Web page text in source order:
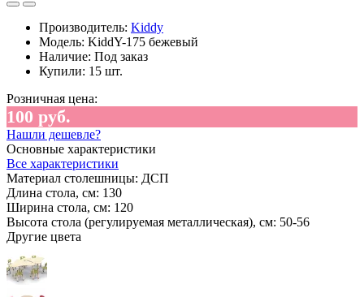
Производитель: Kiddy
Модель: KiddY-175 бежевый
Наличие: Под заказ
Купили: 15 шт.
Розничная цена:
100 руб.
Нашли дешевле?
Основные характеристики
Все характеристики
Материал столешницы: ДСП
Длина стола, см: 130
Ширина стола, см: 120
Высота стола (регулируемая металлическая), см: 50-56
Другие цвета